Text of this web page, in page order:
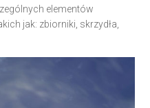
elementów
jak: zbiorniki, skrzydła,